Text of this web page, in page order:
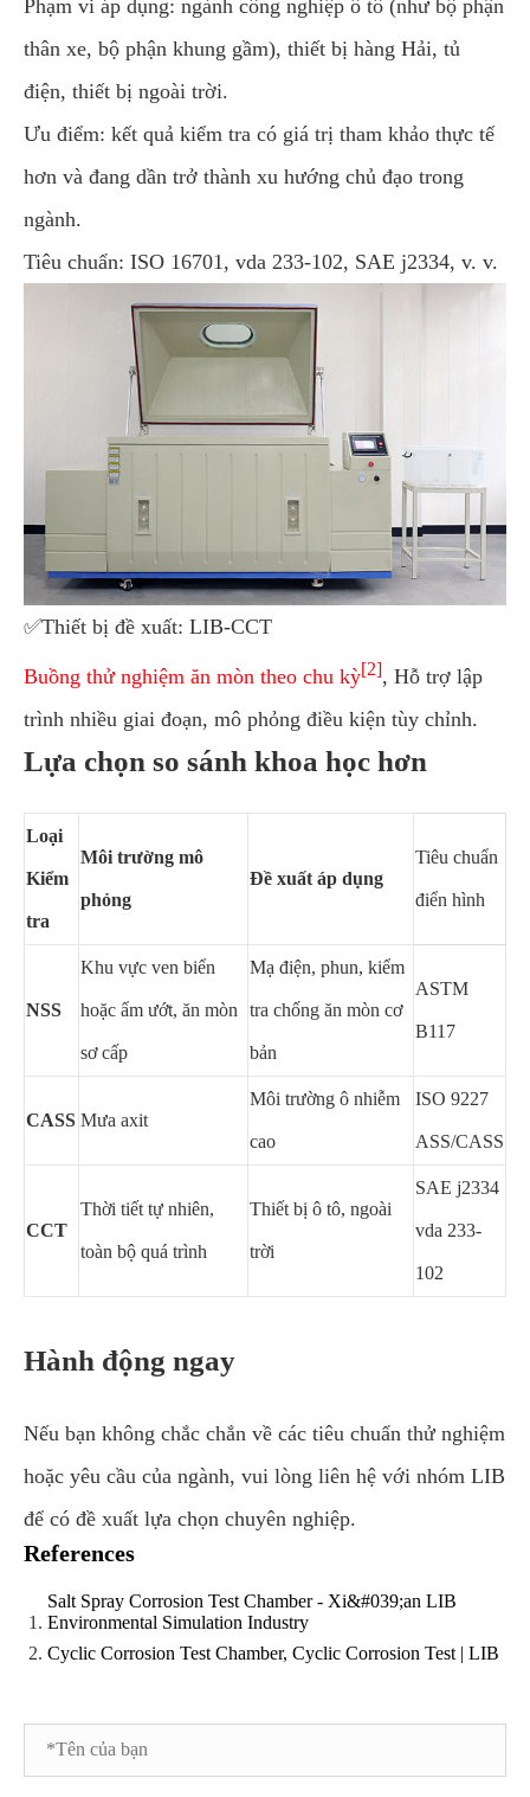
Phạm vi áp dụng: ngành công nghiệp ô tô (như bộ phận
thân xe, bộ phận khung gầm), thiết bị hàng Hải, tủ
điện, thiết bị ngoài trời.
Ưu điểm: kết quả kiểm tra có giá trị tham khảo thực tế
hơn và đang dần trở thành xu hướng chủ đạo trong
ngành.
Tiêu chuẩn: ISO 16701, vda 233-102, SAE j2334, v. v.
✅Thiết bị đề xuất: LIB-CCT
Buồng thử nghiệm ăn mòn theo chu kỳ[2], Hỗ trợ lập
trình nhiều giai đoạn, mô phỏng điều kiện tùy chỉnh.
Lựa chọn so sánh khoa học hơn
Loại
Kiểm
tra
Môi trường mô
phỏng
Đề xuất áp dụng
Tiêu chuẩn
điển hình
NSS
Khu vực ven biển
hoặc ẩm ướt, ăn mòn
sơ cấp
Mạ điện, phun, kiểm
tra chống ăn mòn cơ
bản
ASTM
B117
CASS Mưa axit
Môi trường ô nhiễm
cao
ISO 9227
ASS/CASS
CCT
Thời tiết tự nhiên,
toàn bộ quá trình
Thiết bị ô tô, ngoài
trời
SAE j2334
vda 233-
102
Hành động ngay
Nếu bạn không chắc chắn về các tiêu chuẩn thử nghiệm
hoặc yêu cầu của ngành, vui lòng liên hệ với nhóm LIB
để có đề xuất lựa chọn chuyên nghiệp.
References
Salt Spray Corrosion Test Chamber - Xi&#039;an LIB
Environmental Simulation Industry
Cyclic Corrosion Test Chamber, Cyclic Corrosion Test | LIB